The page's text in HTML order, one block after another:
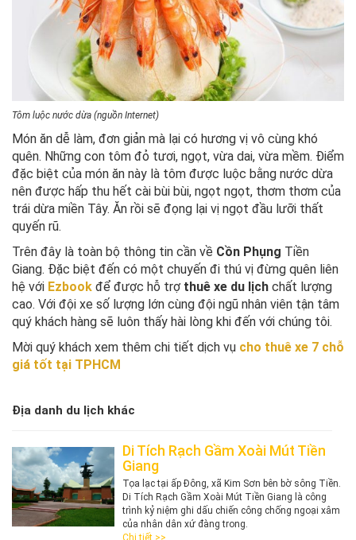
Tôm luộc nước dừa (nguồn Internet)
Món ăn dễ làm, đơn giản mà lại có hương vị vô cùng khó
quên. Những con tôm đỏ tươi, ngọt, vừa dai, vừa mềm. Điểm
đặc biệt của món ăn này là tôm được luộc bằng nước dừa
nên được hấp thu hết cài bùi bùi, ngọt ngọt, thơm thơm của
trái dừa miền Tây. Ăn rồi sẽ đọng lại vị ngọt đầu lưỡi thất
quyến rũ.
Trên đây là toàn bộ thông tin cần về Cồn Phụng Tiền
Giang. Đặc biệt đến có một chuyến đi thú vị đừng quên liên
hệ với Ezbook để được hỗ trợ thuê xe du lịch chất lượng
cao. Với đội xe số lượng lớn cùng đội ngũ nhân viên tận tâm
quý khách hàng sẽ luôn thấy hài lòng khi đến với chúng tôi.
Mời quý khách xem thêm chi tiết dịch vụ cho thuê xe 7 chỗ
giá tốt tại TPHCM
Địa danh du lịch khác
Di Tích Rạch Gầm Xoài Mút Tiền
Giang
​Tọa lạc tại ấp Đông, xã Kim Sơn bên bờ sông Tiền.
Di Tích Rạch Gầm Xoài Mút Tiền Giang là công
trình kỷ niệm ghi dấu chiến công chống ngoại xâm
của nhân dân xứ đàng trong.
Chi tiết >>